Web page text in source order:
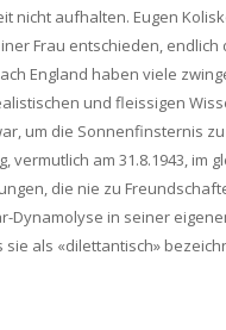
aufhalten. Eugen
Frau entschieden,
England haben viele
und fleissigen
um die Sonnenfinsternis
am 31.8.1943, im
die nie zu
Dynamolyse in seiner
als «dilettantisch»